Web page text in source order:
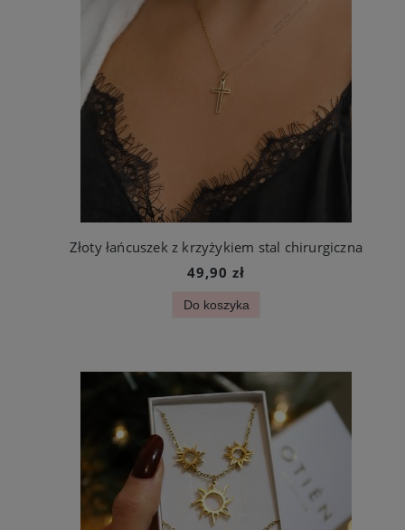
Złoty łańcuszek z krzyżykiem stal chirurgiczna
49,90 zł
Do koszyka